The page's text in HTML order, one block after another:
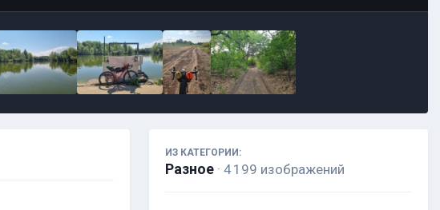
ИЗ КАТЕГОРИИ:
Разное · 4 199 изображений